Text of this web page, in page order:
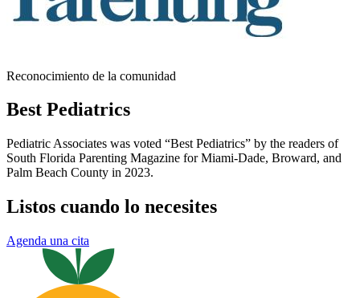
Reconocimiento de la comunidad
Best Pediatrics
Pediatric Associates was voted “Best Pediatrics” by the readers of
South Florida Parenting Magazine for Miami-Dade, Broward, and
Palm Beach County in 2023.
Listos cuando lo necesites
Agenda una cita